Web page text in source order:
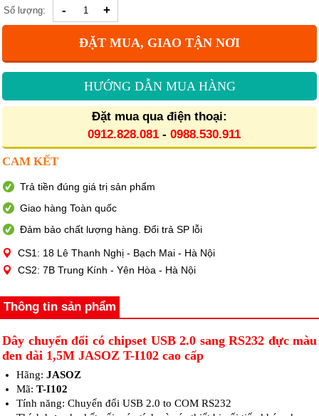
Số lượng: - +
ĐẶT MUA, GIAO TẬN NƠI
HƯỚNG DẪN MUA HÀNG
Đặt mua qua điện thoại:
0912.828.081 - 0988.530.911
CAM KẾT
Trả tiền đúng giá trị sản phẩm
Giao hàng Toàn quốc
Đảm bảo chất lượng hàng. Đổi trả SP lỗi
CS1: 18 Lê Thanh Nghị - Bạch Mai - Hà Nội
CS2: 7B Trung Kính - Yên Hòa - Hà Nội
Thông tin sản phẩm
Dây chuyển đổi có chipset USB 2.0 sang RS232 đực màu
đen dài 1,5M JASOZ T-I102 cao cấp
Hãng: JASOZ
Mã: T-I102
Tính năng: Chuyển đổi USB 2.0 to COM RS232